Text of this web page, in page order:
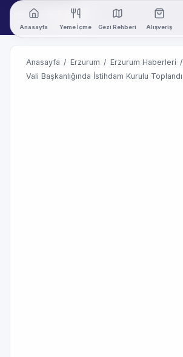
Anasayfa Yeme İçme Gezi Rehberi Alışveriş
Anasayfa / Erzurum / Erzurum Haberleri /
Vali Başkanlığında İstihdam Kurulu Toplandı